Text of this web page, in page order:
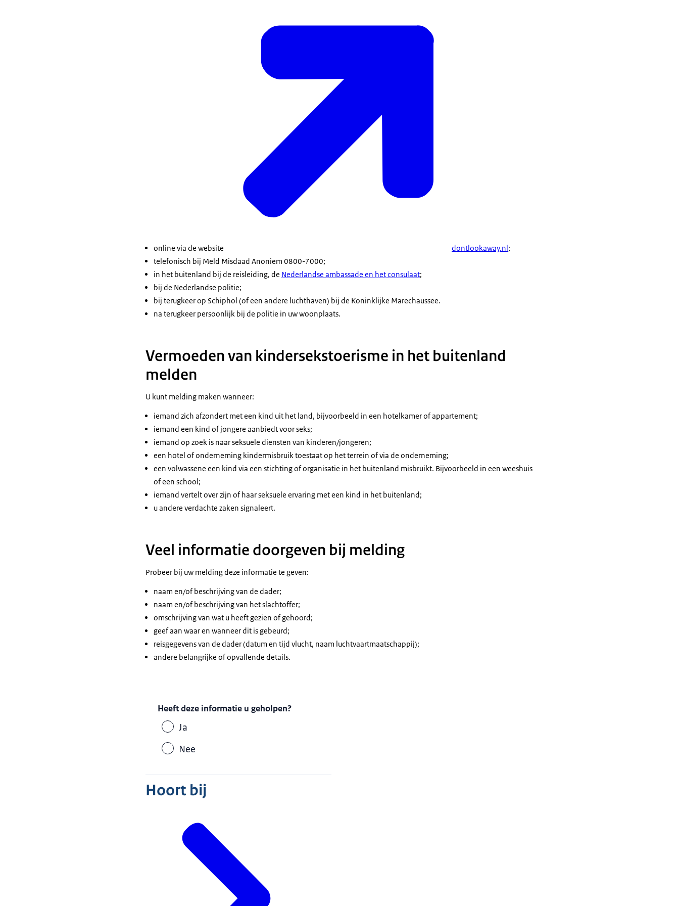
online via de website dontlookaway.nl;
telefonisch bij Meld Misdaad Anoniem 0800-7000;
in het buitenland bij de reisleiding, de Nederlandse ambassade en het consulaat;
bij de Nederlandse politie;
bij terugkeer op Schiphol (of een andere luchthaven) bij de Koninklijke Marechaussee.
na terugkeer persoonlijk bij de politie in uw woonplaats.
Vermoeden van kindersekstoerisme in het buitenland
melden
U kunt melding maken wanneer:
iemand zich afzondert met een kind uit het land, bijvoorbeeld in een hotelkamer of appartement;
iemand een kind of jongere aanbiedt voor seks;
iemand op zoek is naar seksuele diensten van kinderen/jongeren;
een hotel of onderneming kindermisbruik toestaat op het terrein of via de onderneming;
een volwassene een kind via een stichting of organisatie in het buitenland misbruikt. Bijvoorbeeld in een weeshuis
of een school;
iemand vertelt over zijn of haar seksuele ervaring met een kind in het buitenland;
u andere verdachte zaken signaleert.
Veel informatie doorgeven bij melding
Probeer bij uw melding deze informatie te geven:
naam en/of beschrijving van de dader;
naam en/of beschrijving van het slachtoffer;
omschrijving van wat u heeft gezien of gehoord;
geef aan waar en wanneer dit is gebeurd;
reisgegevens van de dader (datum en tijd vlucht, naam luchtvaartmaatschappij);
andere belangrijke of opvallende details.
Heeft deze informatie u geholpen?
Ja
Nee
Hoort bij